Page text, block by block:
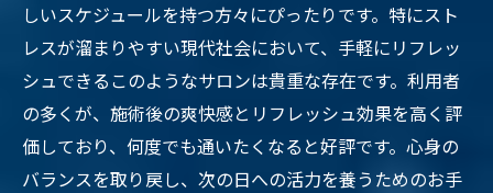
しいスケジュールを持つ方々にぴったりです。特にスト
レスが溜まりやすい現代社会において、手軽にリフレッ
シュできるこのようなサロンは貴重な存在です。利用者
の多くが、施術後の爽快感とリフレッシュ効果を高く評
価しており、何度でも通いたくなると好評です。心身の
バランスを取り戻し、次の日への活力を養うためのお手